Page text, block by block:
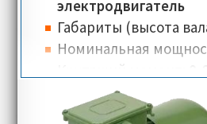
электродвигатель
Габариты (высота
Номинальная
4,3-53 кг
Количество полюсов: